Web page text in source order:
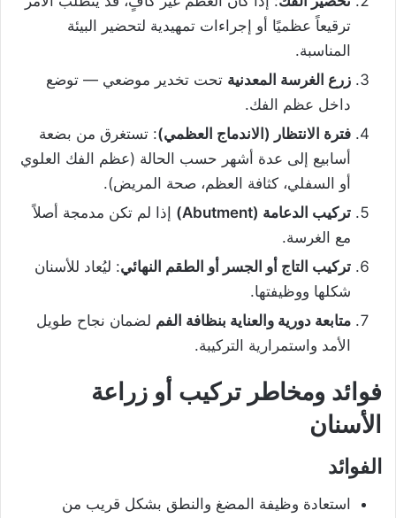
ترقيعاً عظميًا أو إجراءات تمهيدية لتحضير البيئة
المناسبة.
زرع الغرسة المعدنية تحت تخدير موضعي — توضع
داخل عظم الفك.
فترة الانتظار (الاندماج العظمي): تستغرق من بضعة
أسابيع إلى عدة أشهر حسب الحالة (عظم الفك العلوي
أو السفلي، كثافة العظم، صحة المريض).
تركيب الدعامة (Abutment)
إذا لم تكن مدمجة أصلاً
مع الغرسة.
تركيب التاج أو الجسر أو الطقم النهائي: ليُعاد للأسنان
شكلها ووظيفتها.
متابعة دورية والعناية بنظافة الفم لضمان نجاح طويل
الأمد واستمرارية التركيبة.
فوائد ومخاطر تركيب أو زراعة
الأسنان
الفوائد
استعادة وظيفة المضغ والنطق بشكل قريب من